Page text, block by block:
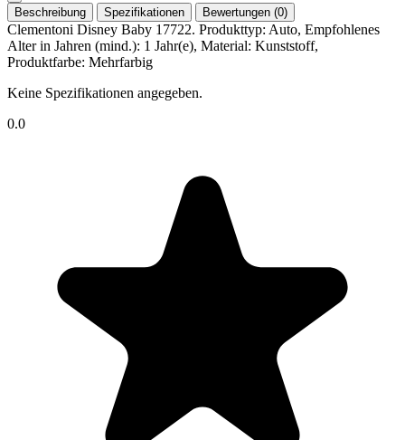
Beschreibung Spezifikationen Bewertungen (0)
Clementoni Disney Baby 17722. Produkttyp: Auto, Empfohlenes
Alter in Jahren (mind.): 1 Jahr(e), Material: Kunststoff,
Produktfarbe: Mehrfarbig
Keine Spezifikationen angegeben.
0.0